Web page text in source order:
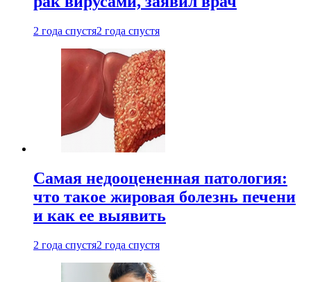
2 года спустя2 года спустя
Самая недооцененная патология:
что такое жировая болезнь печени
и как ее выявить
2 года спустя2 года спустя